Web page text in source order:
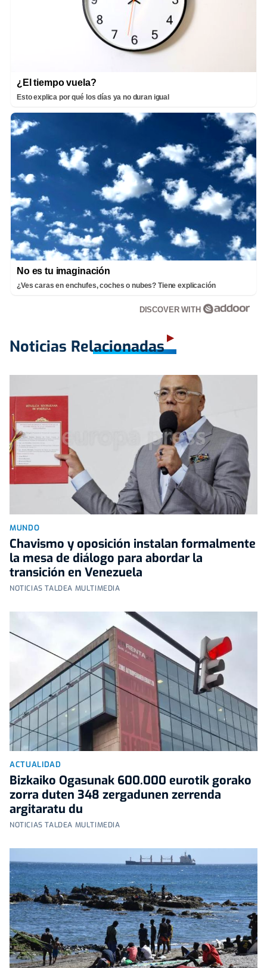
¿El tiempo vuela?
Esto explica por qué los días ya no duran igual
No es tu imaginación
¿Ves caras en enchufes, coches o nubes? Tiene explicación
DISCOVER WITH
Noticias Relacionadas
MUNDO
Chavismo y oposición instalan formalmente
la mesa de diálogo para abordar la
transición en Venezuela
NOTICIAS TALDEA MULTIMEDIA
ACTUALIDAD
Bizkaiko Ogasunak 600.000 eurotik gorako
zorra duten 348 zergadunen zerrenda
argitaratu du
NOTICIAS TALDEA MULTIMEDIA